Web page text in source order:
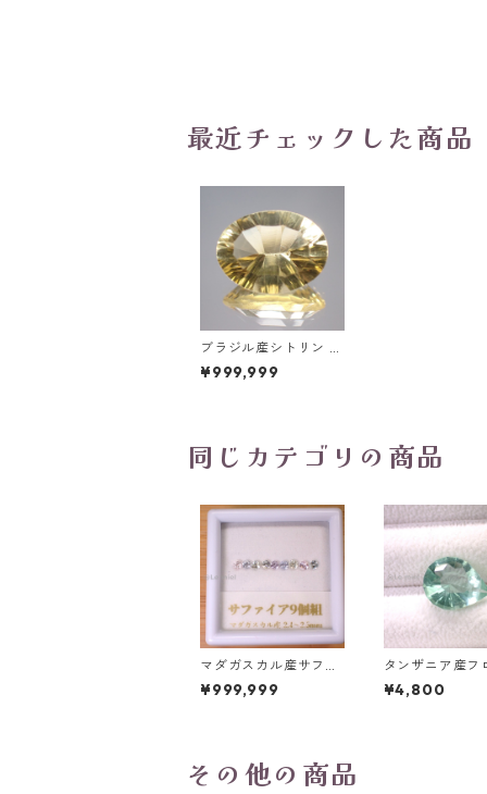
最近チェックした商品
ブラジル産シトリン オ
ーバルコンケーブカッ
トルース 2.76ct 11.0m
¥999,999
同じカテゴリの商品
マダガスカル産サファ
イア ルース 9個組 2.4
～2.5mm
¥999,999
タンザニア産フ
イト(蛍光) ペア
プカットルー
¥4,800
その他の商品